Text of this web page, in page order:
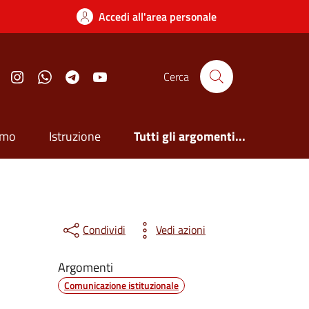
Accedi all'area personale
FacebookInstagramWhatsappTelegram Cerca
Istruzione Tutti gli argomenti...
Condividi Vedi azioni
Argomenti
Comunicazione istituzionale